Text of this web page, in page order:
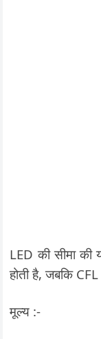
LED की सीमा की
होती है, जबकि
मूल्य :-